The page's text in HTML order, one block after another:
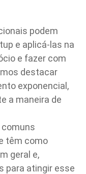
podem
e aplicá-las na
e fazer com
destacar
exponencial,
a maneira de
têm como
geral e,
para atingir esse